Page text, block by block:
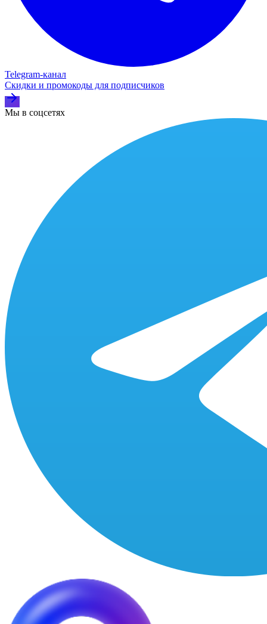
Telegram‑канал
Скидки и промокоды для подписчиков
Мы в соцсетях